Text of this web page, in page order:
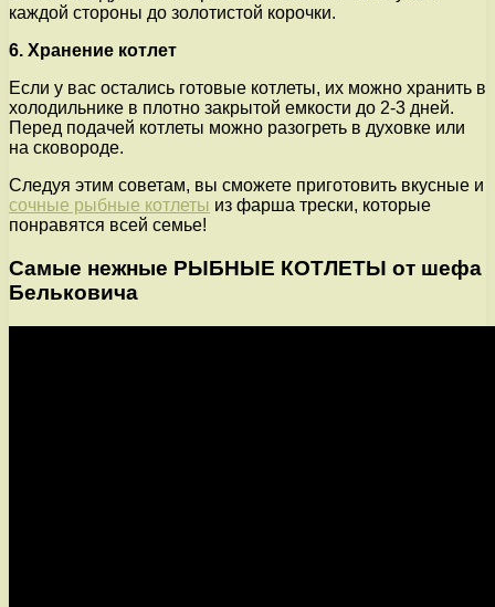
каждой стороны до золотистой корочки.
6. Хранение котлет
Если у вас остались готовые котлеты, их можно хранить в
холодильнике в плотно закрытой емкости до 2-3 дней.
Перед подачей котлеты можно разогреть в духовке или
на сковороде.
Следуя этим советам, вы сможете приготовить вкусные и
сочные рыбные котлеты из фарша трески, которые
понравятся всей семье!
Самые нежные РЫБНЫЕ КОТЛЕТЫ от шефа
Бельковича